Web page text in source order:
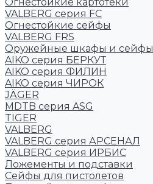
VALBERG серия FC
Огнестойкие сейфы
VALBERG FRS
Оружейные шкафы и сейфы
AIKO серия БЕРКУТ
AIKO серия ФИЛИН
AIKO серия ЧИРОК
JÄGER
MDTB серия ASG
TIGER
VALBERG
VALBERG серия АРСЕНАЛ
VALBERG серия ИРБИС
Ложементы и подставки
Сейфы для пистолетов